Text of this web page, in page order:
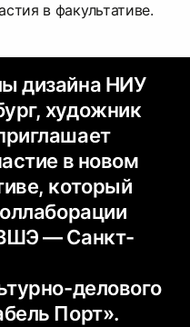
в факультативе.
дизайна НИУ
художник
в новом
который
— Санкт-
делового
Порт».